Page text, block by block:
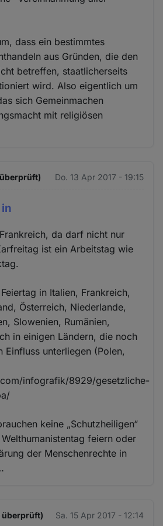
dass ein bestimmtes
aus Gründen, die den
betreffen, staatlicherseits
wird. Also eigentlich um
sich Gemeinmachen
mit religiösen
Do. 13 Apr 2017 - 19:15
da darf nicht nur
ist ein Arbeitstag wie
in Italien, Frankreich,
Österreich, Niederlande,
Slowenien, Rumänien,
in einigen Ländern, die noch
Einfluss unterliegen (Polen,
infografik/8929/gesetzliche-
keine „Schutzheiligen“
feiern oder
der Menschenrechte in
überprüft) Sa. 15 Apr 2017 - 12:14